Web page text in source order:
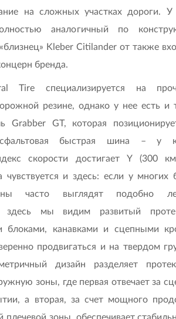
на сложных участках дороги. У
аналогичный по
Kleber Citilander от также
бренда.
Tire специализируется на
резине, однако у нее есть и
Grabber GT, которая
быстрая шина – у
скорости достигает Y (300
и здесь: если у многих
часто выглядят подобно
здесь мы видим развитый
блоками, канавками и сцепными
продвигаться и на твердом
дизайн разделяет
зоны, где первая отвечает за
а вторая, за счет мощного